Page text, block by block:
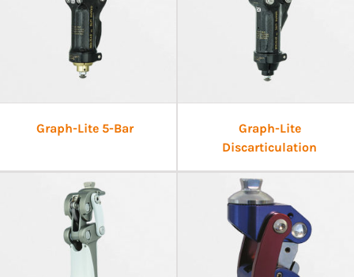
Graph-Lite 5-Bar
Graph-Lite
Discarticulation